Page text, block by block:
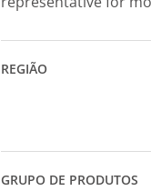
REGIÃO
GRUPO DE PRODUTOS